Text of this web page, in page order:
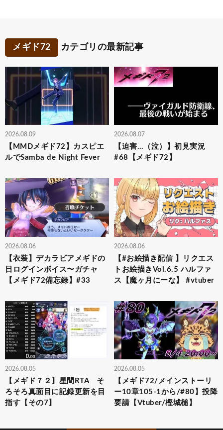
メギド72 カテゴリの最新記事
2026.08.09
【MMDメギド72】カスピエ
ルでSamba de Night Fever
2026.08.07
【迫害…（泣）】初見実況
#68【メギド72】
2026.08.06
【衣装】デカラビアメギドの
日ログインボイス〜ガチャ
【メギド72備忘録】#33
2026.08.06
【#お絵描き配信 】リクエス
トお絵描きVol.6.5 ハルファ
ス【魔ヶ月にーな】 #vtuber
2026.08.05
【メギド７２】星間RTA そ
ろそろ真面目に記録更新を目
指す【その7】
2026.08.05
【メギド72/メインストーリ
ー10章105-1から/#80】投降
要請【Vtuber/樫城槌】